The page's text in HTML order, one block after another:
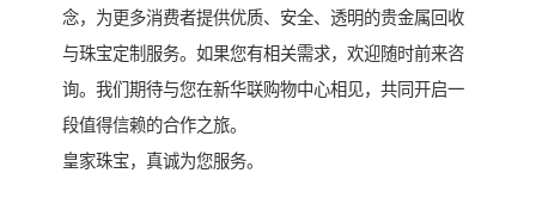
念，为更多消费者提供优质、安全、透明的贵金属回收
与珠宝定制服务。如果您有相关需求，欢迎随时前来咨
询。我们期待与您在新华联购物中心相见，共同开启一
段值得信赖的合作之旅。
皇家珠宝，真诚为您服务。